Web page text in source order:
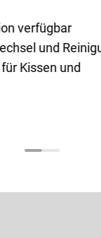
verfügbar
und
Kissen und